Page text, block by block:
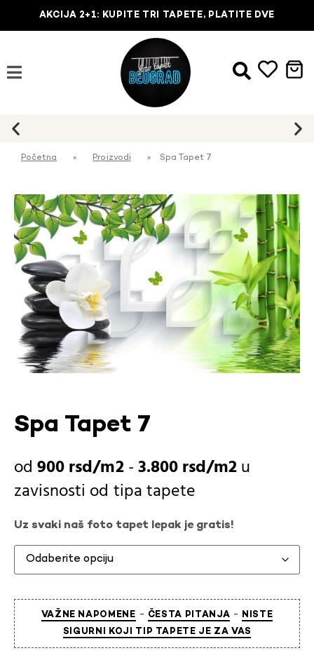
AKCIJA 2+1: KUPITE TRI TAPETE, PLATITE DVE
Početna » Proizvodi » Spa Tapet 7
Spa Tapet 7
900rsd -3.800rsd
u
zavisnosti od tipa tapete
Uz svaki naš foto tapet lepak je gratis!
VAŽNE NAPOMENE - ČESTA PITANJA - NISTE
SIGURNI KOJI TIP TAPETE JE ZA VAS